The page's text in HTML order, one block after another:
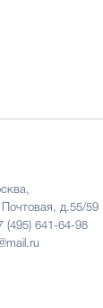
д.55/59
(495) 641-64-98